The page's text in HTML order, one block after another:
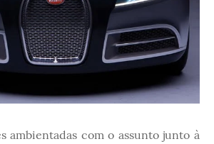
ambientadas com o assunto junto à